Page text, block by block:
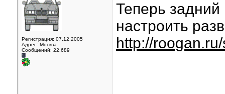
Регистрация: 07.12.2005
Адрес: Москва
Сообщений: 22,689
Теперь
настроить
http://